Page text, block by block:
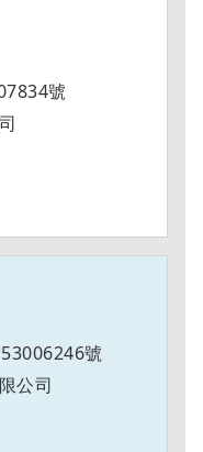
號
號
公司